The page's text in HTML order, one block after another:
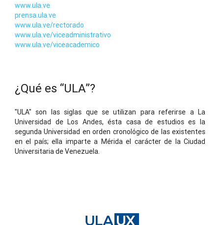
www.ula.ve
prensa.ula.ve
www.ula.ve/rectorado
www.ula.ve/viceadministrativo
www.ula.ve/viceacademico
¿Qué es “ULA”?
"ULA" son las siglas que se utilizan para referirse a La
Universidad de Los Andes, ésta casa de estudios es la
segunda Universidad en orden cronológico de las existentes
en el país; ella imparte a Mérida el carácter de la Ciudad
Universitaria de Venezuela.